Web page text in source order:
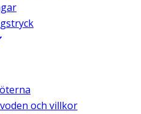
och villkor